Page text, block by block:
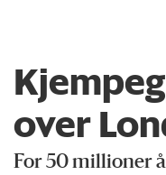
over
For 50 millioner